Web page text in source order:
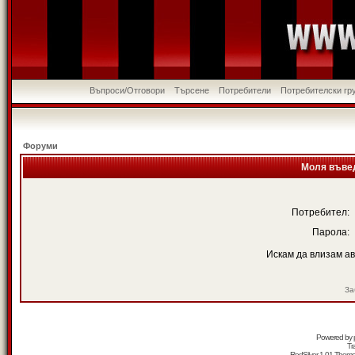
Въпроси/Отговори Търсене Потребители Потребителски
Форуми
Моля
Потребител:
Парола:
Искам да влизам
Powered by